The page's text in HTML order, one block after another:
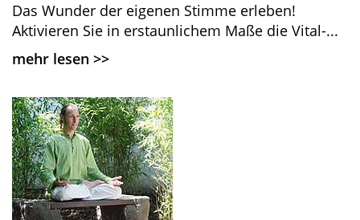
Das Wunder der eigenen Stimme erleben!
Aktivieren Sie in erstaunlichem Maße die Vital-...
mehr lesen >>